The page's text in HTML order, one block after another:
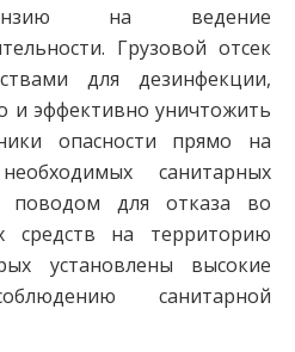
на ведение
Грузовой отсек
для дезинфекции,
и эффективно уничтожить
опасности прямо на
санитарных
поводом для отказа во
средств на территорию
установлены высокие
санитарной